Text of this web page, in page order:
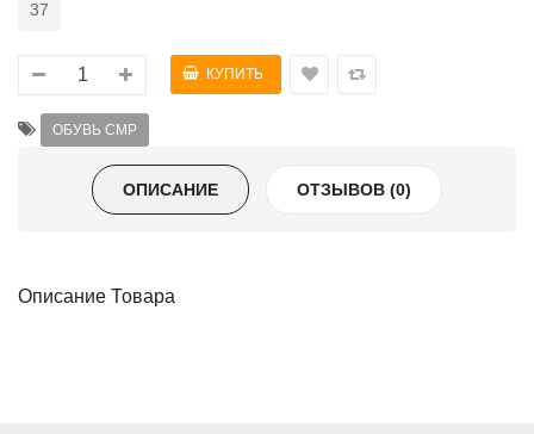
37
ОБУВЬ CMP
ОПИСАНИЕ ОТЗЫВОВ (0)
Описание Товара